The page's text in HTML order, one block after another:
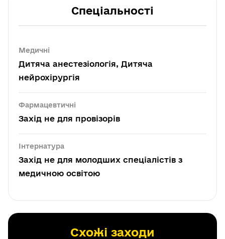
Спеціальності
Медичні
Дитяча анестезіологія, Дитяча
нейрохірургія
Фармацевтичні
Захід не для провізорів
Інтернатура
Захід не для молодших спеціалістів з
медичною освітою
Схожі заходи